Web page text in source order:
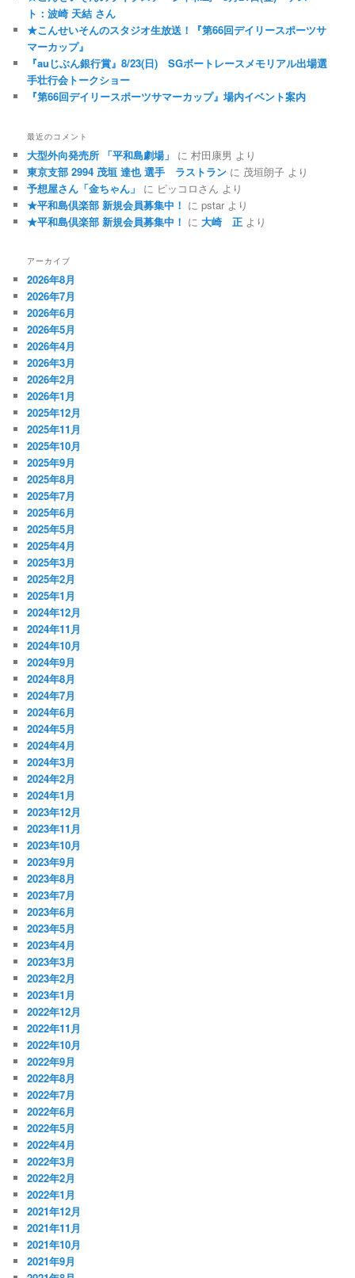
ト：波崎 天結 さん
★こんせいそんのスタジオ生放送！『第66回デイリースポーツサ
マーカップ』
『auじぶん銀行賞』8/23(日) SGボートレースメモリアル出場選
手壮行会トークショー
『第66回デイリースポーツサマーカップ』場内イベント案内
最近のコメント
大型外向発売所 「平和島劇場」 に村田康男 より
東京支部 2994 茂垣 達也 選手 ラストラン に 茂垣朗子 より
予想屋さん「金ちゃん」
に ピッコロさん より
★平和島倶楽部 新規会員募集中！ にpstar より
★平和島倶楽部 新規会員募集中！ に大崎 正 より
アーカイブ
2026年8月
2026年7月
2026年6月
2026年5月
2026年4月
2026年3月
2026年2月
2026年1月
2025年12月
2025年11月
2025年10月
2025年9月
2025年8月
2025年7月
2025年6月
2025年5月
2025年4月
2025年3月
2025年2月
2025年1月
2024年12月
2024年11月
2024年10月
2024年9月
2024年8月
2024年7月
2024年6月
2024年5月
2024年4月
2024年3月
2024年2月
2024年1月
2023年12月
2023年11月
2023年10月
2023年9月
2023年8月
2023年7月
2023年6月
2023年5月
2023年4月
2023年3月
2023年2月
2023年1月
2022年12月
2022年11月
2022年10月
2022年9月
2022年8月
2022年7月
2022年6月
2022年5月
2022年4月
2022年3月
2022年2月
2022年1月
2021年12月
2021年11月
2021年10月
2021年9月